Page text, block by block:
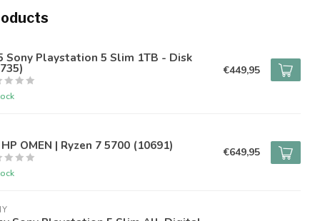
Sony Playstation 5 Slim 1TB - Disk
€449,95
OMEN | Ryzen 7 5700 (10691) €649,95